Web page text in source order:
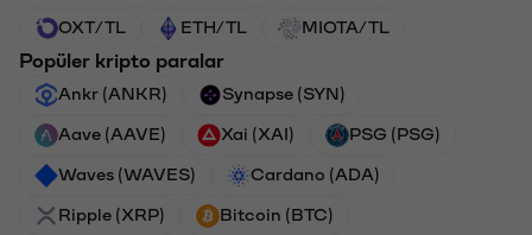
OXT/TL ETH/TL MIOTA/TL
Popüler kripto paralar
Ankr (ANKR) Synapse (SYN)
Aave (AAVE) Xai (XAI) PSG (PSG)
Waves (WAVES) Cardano (ADA)
Ripple (XRP) Bitcoin (BTC)